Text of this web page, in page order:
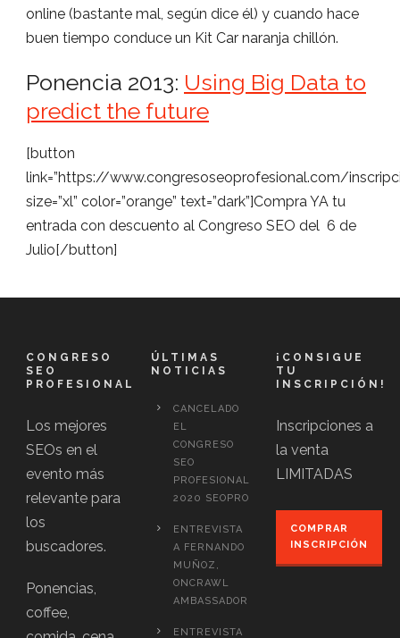
online (bastante mal, según dice él) y cuando hace
buen tiempo conduce un Kit Car naranja chillón.
Ponencia 2013: Using Big Data to
predict the future
[button
link=”https://www.congresoseoprofesional.com/
size=”xl” color=”orange” text=”dark”]Compra YA tu
entrada con descuento al Congreso SEO del 6 de
Julio[/button]
CONGRESO
SEO
PROFESIONAL
Los mejores
SEOs en el
evento más
relevante para
los
buscadores.
Ponencias,
coffee,
ÚLTIMAS
NOTICIAS
CANCELADO
EL
CONGRESO
SEO
PROFESIONAL
2020 SEOPRO
ENTREVISTA
A FERNANDO
MUÑOZ,
ONCRAWL
AMBASSADOR
ENTREVISTA
¡CONSIGUE
TU
INSCRIPCIÓN!
Inscripciones a
la venta
LIMITADAS
COMPRAR
INSCRIPCIÓN